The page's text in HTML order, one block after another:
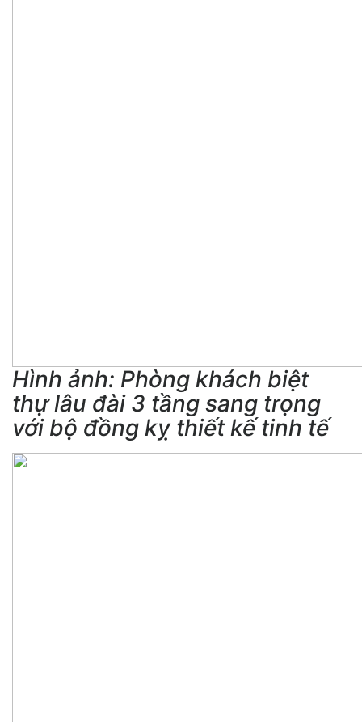
Hình ảnh: Phòng khách biệt
thự lâu đài 3 tầng sang trọng
với bộ đồng kỵ thiết kế tinh tế